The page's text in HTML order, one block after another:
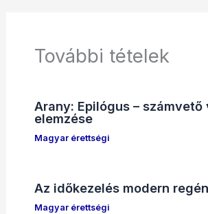
További tételek
Arany: Epilógus – számvető
elemzése
Magyar érettségi
Az időkezelés modern
Magyar érettségi